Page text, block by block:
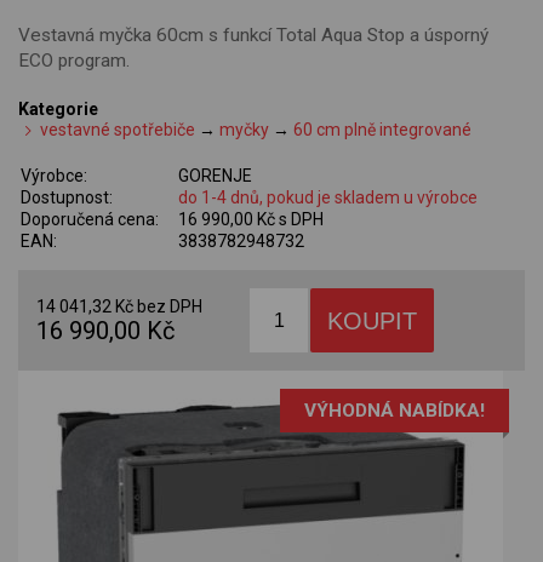
Vestavná myčka 60cm s funkcí Total Aqua Stop a úsporný
ECO program.
Kategorie
vestavné spotřebiče →myčky →60 cm plně integrované
Výrobce:
GORENJE
Dostupnost:
do 1-4 dnů, pokud je skladem u výrobce
Doporučená cena:
16 990,00 Kč s DPH
EAN:
3838782948732
14 041,32 Kč bez DPH
16 990,00 Kč
VÝHODNÁ NABÍDKA!